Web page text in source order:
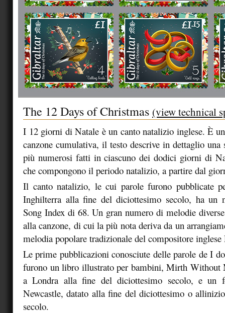
The 12 Days of Christmas (view technical
I 12 giorni di Natale è un canto natalizio inglese. È
canzone cumulativa, il testo descrive in dettaglio una
più numerosi fatti in ciascuno dei dodici giorni di
che compongono il periodo natalizio, a partire dal
Il canto natalizio, le cui parole furono pubblicate
Inghilterra alla fine del diciottesimo secolo, ha un
Song Index di 68. Un gran numero di melodie diverse
alla canzone, di cui la più nota deriva da un
melodia popolare tradizionale del compositore
Le prime pubblicazioni conosciute delle parole de I
furono un libro illustrato per bambini, Mirth Without
a Londra alla fine del diciottesimo secolo, e un
Newcastle, datato alla fine del diciottesimo o
secolo.